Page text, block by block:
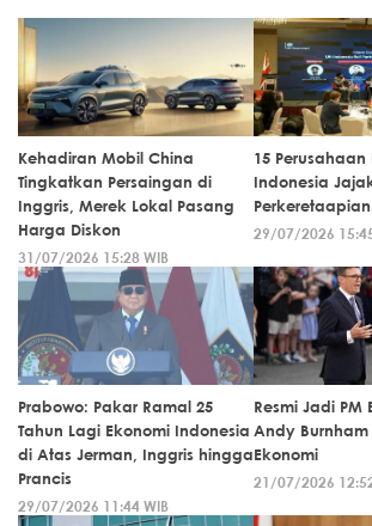
Kehadiran Mobil China
Tingkatkan Persaingan di
Inggris, Merek Lokal Pasang
Harga Diskon
31/07/2026 15:28 WIB
15
Indonesia
Perkeretaapian
29/07/2026
Prabowo: Pakar Ramal 25
Tahun Lagi Ekonomi Indonesia
di Atas Jerman, Inggris hingga
Prancis
29/07/2026 11:44 WIB
Resmi Jadi PM
Andy
Ekonomi
21/07/2026